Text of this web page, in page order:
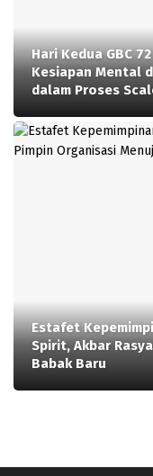
Hari Kedua GBC
Kesiapan Mental
dalam Proses
Estafet
Spirit, Akbar
Babak Baru